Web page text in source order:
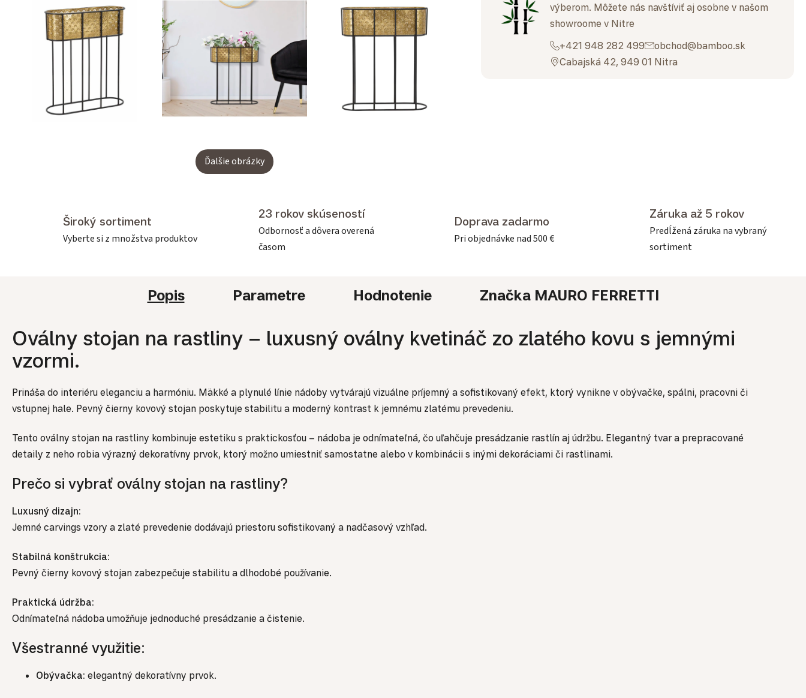
výberom. Môžete nás navštíviť aj osobne v našom
showroome v Nitre
+421 948 282 499
obchod@bamboo.sk
Cabajská 42, 949 01 Nitra
Ďalšie obrázky
Široký sortiment
Vyberte si z množstva produktov
23 rokov skúseností
Odbornosť a dôvera overená
časom
Doprava zadarmo
Pri objednávke nad 500 €
Záruka až 5 rokov
Predĺžená záruka na vybraný
sortiment
Popis Parametre Hodnotenie ZnačkaMAURO FERRETTI
Oválny stojan na rastliny – luxusný oválny kvetináč zo zlatého kovu s jemnými
vzormi.
Prináša do interiéru eleganciu a harmóniu. Mäkké a plynulé línie nádoby vytvárajú vizuálne príjemný a sofistikovaný efekt, ktorý vynikne v obývačke, spálni, pracovni či
vstupnej hale. Pevný čierny kovový stojan poskytuje stabilitu a moderný kontrast k jemnému zlatému prevedeniu.
Tento oválny stojan na rastliny kombinuje estetiku s praktickosťou – nádoba je odnímateľná, čo uľahčuje presádzanie rastlín aj údržbu. Elegantný tvar a prepracované
detaily z neho robia výrazný dekoratívny prvok, ktorý možno umiestniť samostatne alebo v kombinácii s inými dekoráciami či rastlinami.
Prečo si vybrať oválny stojan na rastliny?
Luxusný dizajn:
Jemné carvings vzory a zlaté prevedenie dodávajú priestoru sofistikovaný a nadčasový vzhľad.
Stabilná konštrukcia:
Pevný čierny kovový stojan zabezpečuje stabilitu a dlhodobé používanie.
Praktická údržba:
Odnímateľná nádoba umožňuje jednoduché presádzanie a čistenie.
Všestranné využitie:
Obývačka: elegantný dekoratívny prvok.